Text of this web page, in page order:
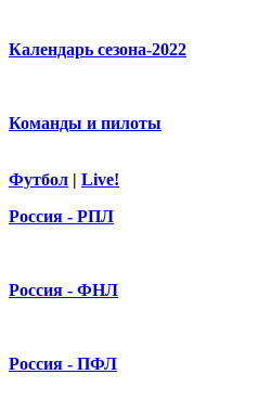
Календарь сезона-2022
Команды и пилоты
Футбол | Live!
Россия - РПЛ
Россия - ФНЛ
Россия - ПФЛ